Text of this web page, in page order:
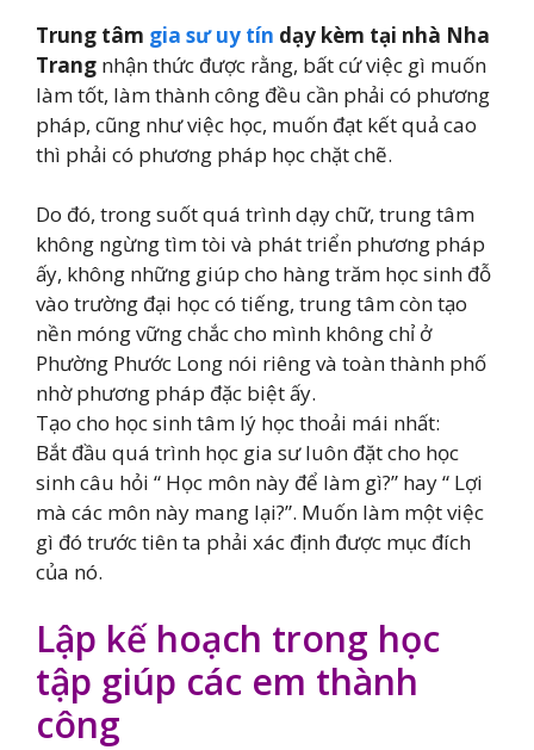
Trung tâm gia sư uy tín dạy kèm tại nhà Nha
Trang nhận thức được rằng, bất cứ việc gì muốn
làm tốt, làm thành công đều cần phải có phương
pháp, cũng như việc học, muốn đạt kết quả cao
thì phải có phương pháp học chặt chẽ.
Do đó, trong suốt quá trình dạy chữ, trung tâm
không ngừng tìm tòi và phát triển phương pháp
ấy, không những giúp cho hàng trăm học sinh đỗ
vào trường đại học có tiếng, trung tâm còn tạo
nền móng vững chắc cho mình không chỉ ở
Phường Phước Long nói riêng và toàn thành phố
nhờ phương pháp đặc biệt ấy.
Tạo cho học sinh tâm lý học thoải mái nhất:
Bắt đầu quá trình học gia sư luôn đặt cho học
sinh câu hỏi “ Học môn này để làm gì?” hay “ Lợi
mà các môn này mang lại?”. Muốn làm một việc
gì đó trước tiên ta phải xác định được mục đích
của nó.
Lập kế hoạch trong học
tập giúp các em thành
công